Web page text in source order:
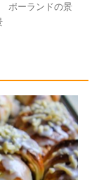
ポーランドの景